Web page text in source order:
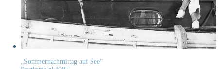
„Sommernachmittag auf See“